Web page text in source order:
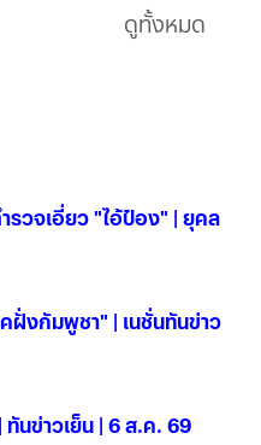
อี่ยว "ไอ้ป๋อง" | ยุคล
" | เนชั่นทันข่าว